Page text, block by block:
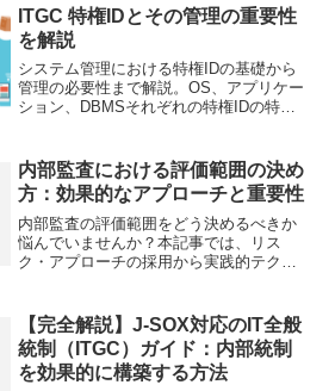
理、申請書類の設計、具体的な管理方法
を網羅的に説明し、内部監査部門向けに
実践的な知識を提供。
ITGC 特権IDとその管理の重要性
を解説
システム管理における特権IDの基礎から
管理の必要性まで解説。OS、アプリケー
ション、DBMSそれぞれの特権IDの特徴
担当者向けに、特権ID管理の実務知識を
提供します。
内部監査における評価範囲の決め
方：効果的なアプローチと重要性
内部監査の評価範囲をどう決めるべきか
悩んでいませんか？本記事では、リス
ク・アプローチの採用から実践的テクニ
で最大の効果を得る内部監査の実現をサ
ポートします。
【完全解説】J-SOX対応のIT全般
統制（ITGC）ガイド：内部統制
を効果的に構築する方法